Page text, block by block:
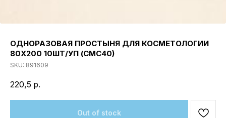
ОДНОРАЗОВАЯ ПРОСТЫНЯ ДЛЯ КОСМЕТОЛОГИИ
80Х200 10ШТ/УП (СМС40)
SKU: 891609
220,5 р.
Out of stock